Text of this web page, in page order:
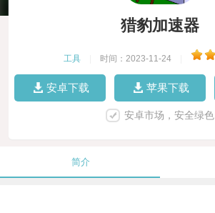
猎豹加速器
工具 时间：2023-11-24
安卓下载 苹果下载
安卓市场，安全绿色
简介